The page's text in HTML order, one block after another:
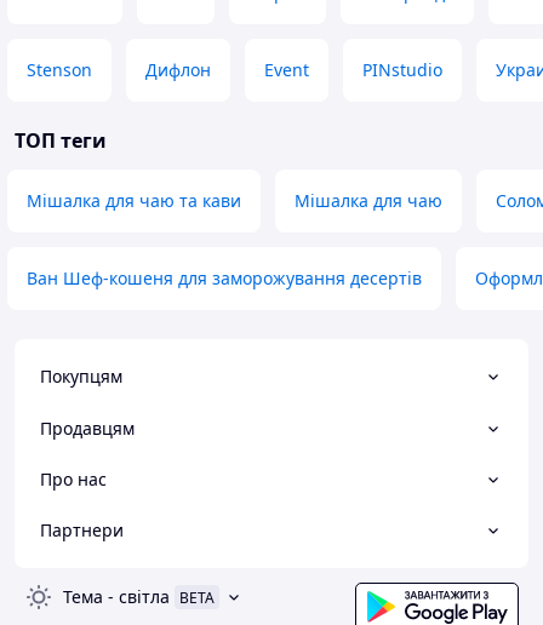
Stenson Дифлон Event PINstudio
ТОП теги
Мішалка для чаю та кави Мішалка для чаю
Ван Шеф-кошеня для заморожування десертів
Покупцям
Продавцям
Про нас
Партнери
Тема - світла BETA